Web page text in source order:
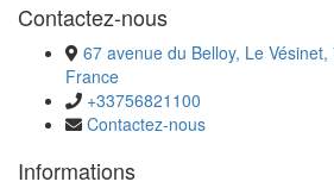
Contactez-nous
67 avenue du Belloy, Le
France
+33756821100
Contactez-nous
Informations